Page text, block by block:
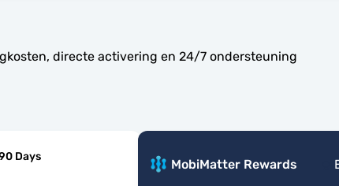
directe activering en 24/7 ondersteuning
Days
MobiMatter Rewards